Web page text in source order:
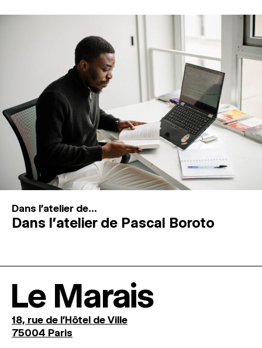
Dans l'atelier de...
Dans l’atelier de Pascal Boroto
Le Marais
18, rue de l'Hôtel de Ville
75004 Paris